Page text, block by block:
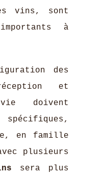
vins, sont
à
des
et
doivent
spécifiques,
en famille
plusieurs
sera plus